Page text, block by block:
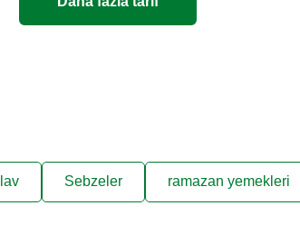
Sebzeler ramazan yemekleri